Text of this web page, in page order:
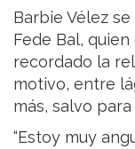
Barbie Vélez
Fede Bal,
recordado la
motivo, entre
más, salvo
“Estoy muy